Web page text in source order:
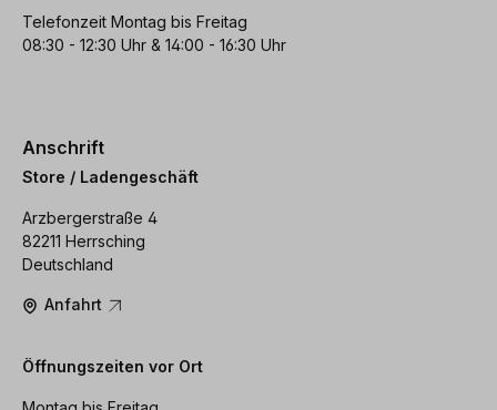
Telefonzeit Montag bis Freitag
08:30 - 12:30 Uhr & 14:00 - 16:30 Uhr
Anschrift
Store / Ladengeschäft
Arzbergerstraße 4
82211 Herrsching
Deutschland
Anfahrt
Öffnungszeiten vor Ort